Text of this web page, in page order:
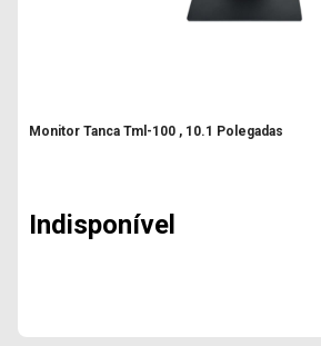
Monitor Tanca Tml-100 , 10.1 Polegadas
Indisponível